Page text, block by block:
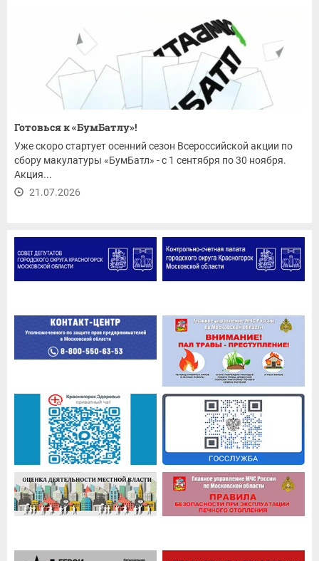
Готовься к «БумБатлу»!
Уже скоро стартует осенний сезон Всероссийской акции по
сбору макулатуры «БумБатл» - с 1 сентября по 30 ноября.
Акция...
21.07.2026